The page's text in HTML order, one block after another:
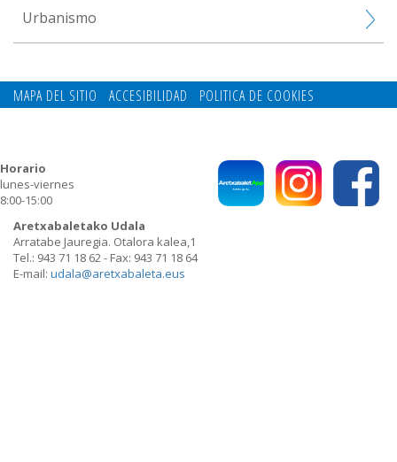
Urbanismo
MAPA DEL SITIO ACCESIBILIDAD
POLITICA DE COOKIES
Aretxabaletako Udala
Arratabe Jauregia. Otalora kalea,1
Tel.: 943 71 18 62 - Fax: 943 71 18 64
E-mail: udala@aretxabaleta.eus
Horario
lunes-viernes
8:00-15:00